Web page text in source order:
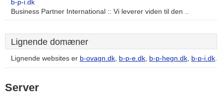
b-p-i.dk
Business Partner International :: Vi leverer viden til den ..
Lignende domæner
Lignende websites er b-ovagn.dk, b-p-e.dk, b-p-hegn.dk, b-p-i.dk.
Server